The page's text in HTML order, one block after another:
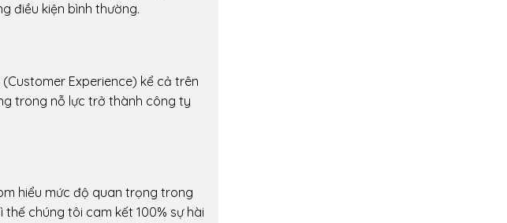
điều kiện bình thường.
Experience) kể cả trên
trong nỗ lực trở thành công ty
hiểu mức độ quan trọng trong
chúng tôi cam kết 100% sự hài